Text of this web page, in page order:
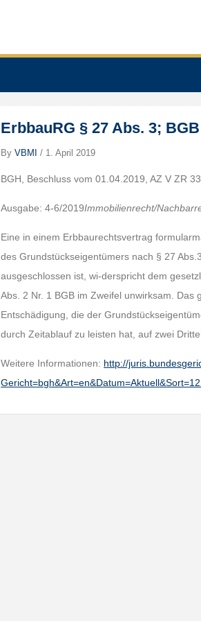
ErbbauRG § 27 Abs. 3;
ByVBMI / 1. April 2019
BGH, Beschluss vom 01.04.2019, AZ V ZR
Ausgabe: 4-6/2019Immobilienrecht/
Eine in einem Erbbaurechtsvertrag
des Grundstückseigentümers nach § 27
ausgeschlossen ist, wi-derspricht dem
Abs. 2 Nr. 1 BGB im Zweifel unwirksam.
Entschädigung, die der
durch Zeitablauf zu leisten hat, auf zwei
Weitere Informationen: http://